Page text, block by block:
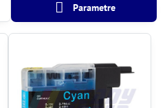
Parametre